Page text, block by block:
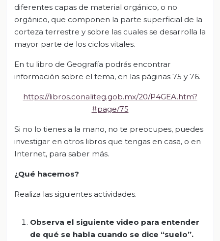
diferentes capas de material orgánico, o no
orgánico, que componen la parte superficial de la
corteza terrestre y sobre las cuales se desarrolla la
mayor parte de los ciclos vitales.
En tu libro de Geografía podrás encontrar
información sobre el tema, en las páginas 75 y 76.
https://libros.conaliteg.gob.mx/20/P4GEA.htm?
#page/75
Si no lo tienes a la mano, no te preocupes, puedes
investigar en otros libros que tengas en casa, o en
Internet, para saber más.
¿Qué hacemos?
Realiza las siguientes actividades.
Observa el siguiente video para entender
de qué se habla cuando se dice “suelo”.